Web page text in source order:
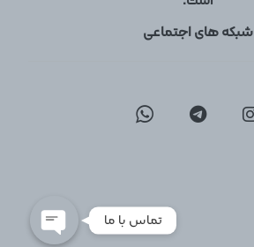
شبکه های اجتماعی
تماس با ما